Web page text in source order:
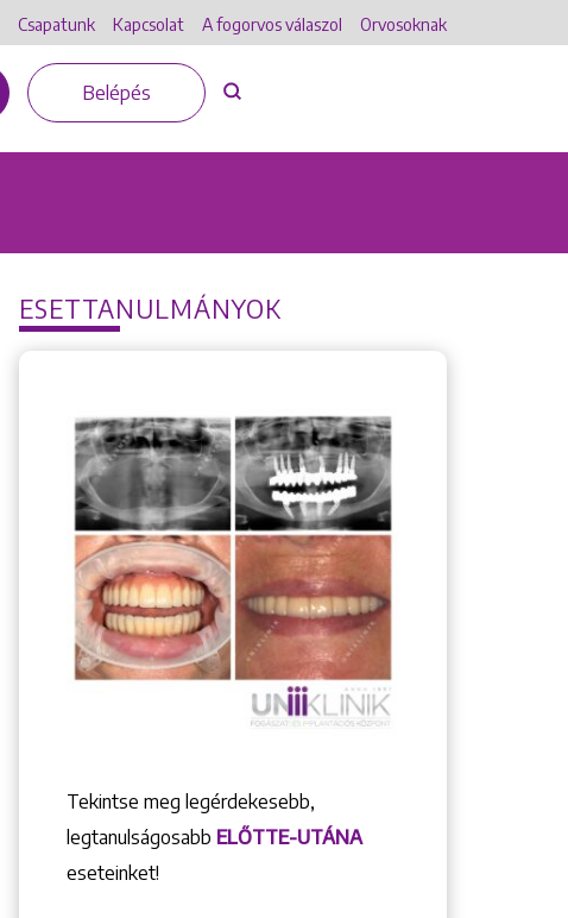
Csapatunk Kapcsolat A fogorvos válaszol Orvosoknak
Belépés
ESETTANULMÁNYOK
Tekintse meg legérdekesebb,
legtanulságosabb ELŐTTE-UTÁNA
eseteinket!